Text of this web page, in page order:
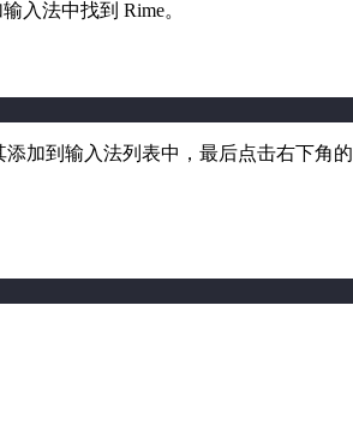
入法中找到 Rime。
加到输入法列表中，最后点击右下角的